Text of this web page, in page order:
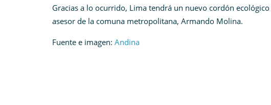
Gracias a lo ocurrido, Lima tendrá un nuevo cordón ecológico
asesor de la comuna metropolitana, Armando Molina.
Fuente e imagen: Andina